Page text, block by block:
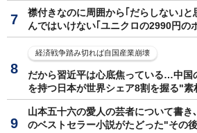
襟付きなのに周囲から｢だらしない｣
んではいけない｢ユニクロの2990円の
経済戦争踏み切れば自国産業崩壊
だから習近平は心底焦っている…中国
を持つ日本が世界シェア8割を握る"
山本五十六の愛人の芸者について書
のベストセラー小説がたどった"その